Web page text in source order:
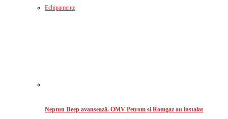
Echipamente
Neptun Deep avansează. OMV Petrom și Romgaz au instalat